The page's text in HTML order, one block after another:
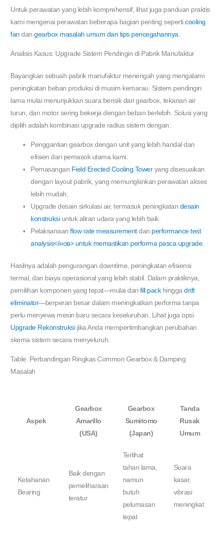
Untuk perawatan yang lebih komprehensif, lihat juga panduan praktis
kami mengenai perawatan beberapa bagian penting seperticooling
fan dangearbox masalah umum dan tips pencegahannya.
Analisis Kasus: Upgrade Sistem Pendingin di Pabrik Manufaktur
Bayangkan sebuah pabrik manufaktur menengah yang mengalami
peningkatan beban produksi di musim kemarau. Sistem pendingin
lama mulai menunjukkan suara berisik dari gearbox, tekanan air
turun, dan motor sering bekerja dengan beban berlebih. Solusi yang
dipilih adalah kombinasi upgrade radius sistem dengan:
Penggantian gearbox dengan unit yang lebih handal dan
efisien dari pemasok utama kami.
Pemasangan Field Erected Cooling Toweryang disesuaikan
dengan layout pabrik, yang memungkinkan perawatan akses
lebih mudah.
Upgrade desain sirkulasi air, termasuk peningkatan desain
konstruksiuntuk aliran udara yang lebih baik.
Pelaksanaanflow rate measurementdan performance test
analysis</нов> untuk memastikan performa pasca upgrade.
Hasilnya adalah pengurangan downtime, peningkatan efisiensi
termal, dan biaya operasional yang lebih stabil. Dalam praktiknya,
pemilihan komponen yang tepat—mulai dari fill packhinggadrift
eliminator—berperan besar dalam meningkatkan performa tanpa
perlu menyewa mesin baru secara keseluruhan. Lihat juga opsi
Upgrade Rekonstruksijika Anda mempertimbangkan perubahan
skema sistem secara menyeluruh.
Table: Perbandingan Ringkas Common Gearbox & Damping
Masalah
Aspek
Gearbox
Amarillo
(USA)
Gearbox
Sumitomo
(Japan)
Tanda
Rusak
Umum
Ketahanan
Bearing
Baik dengan
pemeliharaan
teratur
Terlihat
tahan lama,
namun
butuh
pelumasan
tepat
Suara
kasar,
vibrasi
meningkat